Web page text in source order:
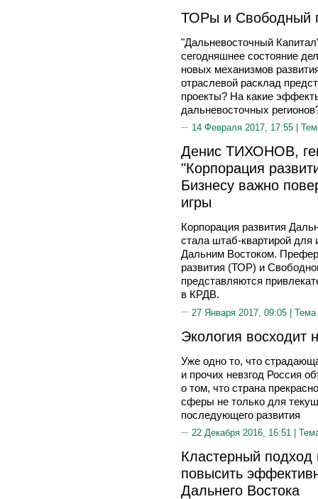
ТОРы и Свободный
"Дальневосточный
сегодняшнее состояние
новых механизмов
отраслевой расклад
проекты? На какие
дальневосточных
14 Февраля 2017, 17:55 |
Денис ТИХОНОВ,
"Корпорация
Бизнесу важно
игры
Корпорация развития
стала штаб-квартирой для
Дальним Востоком.
развития (ТОР) и
представляются
в КРДВ.
27 Января 2017, 09:05 | Тема
Экология восходит
Уже одно то, что
и прочих невзгод Россия
о том, что страна
сферы не только для
последующего развития
22 Декабря 2016, 16:51 |
Кластерный подход
повысить
Дальнего Востока